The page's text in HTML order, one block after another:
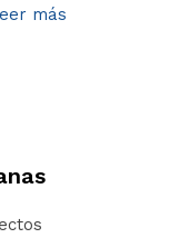
más